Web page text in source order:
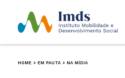
HOME > EM PAUTA > NA MÍDIA